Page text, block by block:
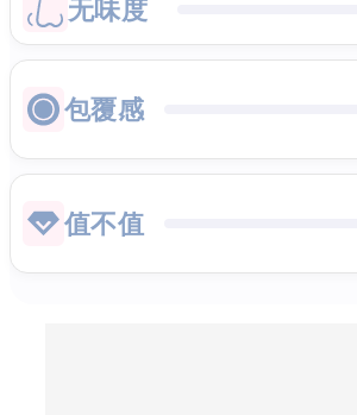
无味度
包覆感
值不值